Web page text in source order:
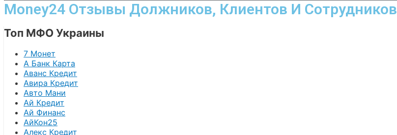
Money24 Отзывы Должников, Клиентов И Сотрудников
Топ МФО Украины
7 Монет
А Банк Карта
Аванс Кредит
Авира Кредит
Авто Мани
Ай Кредит
Ай Финанс
АйКон25
Алекс Кредит